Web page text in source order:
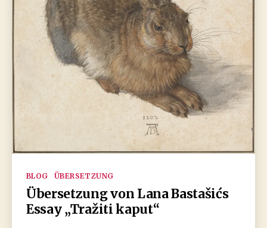
Kategorien
BLOG ÜBERSETZUNG
Übersetzung von Lana Bastašićs
Essay „Tražiti kaput“